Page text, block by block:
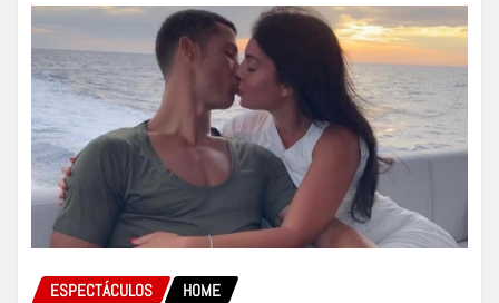
ESPECTÁCULOS HOME